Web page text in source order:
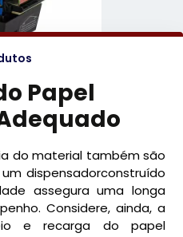
Papel
do material também são
dispensadorconstruído
assegura uma longa
Considere, ainda, a
e recarga do papel